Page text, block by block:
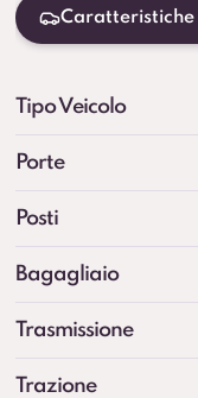
Tipo Veicolo
Porte
Posti
Bagagliaio
Trasmissione
Trazione